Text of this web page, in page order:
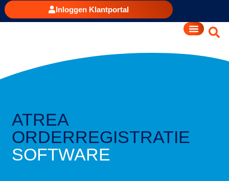
Inloggen Klantportal
ATREA
ORDERREGISTRATIE
SOFTWARE